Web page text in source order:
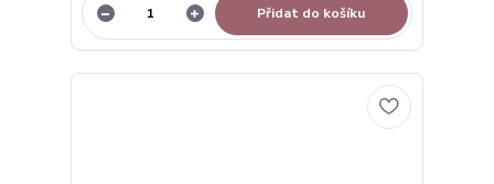
Přidat do košíku